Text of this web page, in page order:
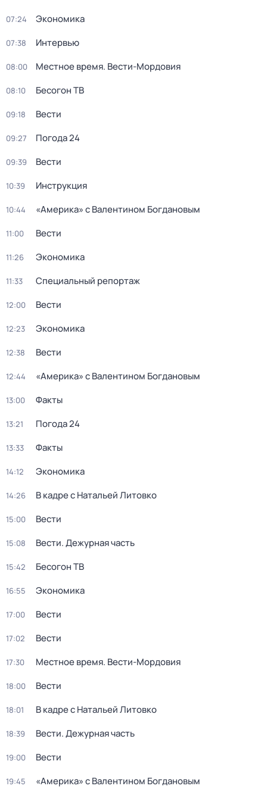
07:24 Экономика
07:38 Интервью
08:00 Местное время. Вести-Мордовия
08:10 Бесогон ТВ
09:18 Вести
09:27 Погода 24
09:39 Вести
10:39 Инструкция
10:44 «Америка» с Валентином Богдановым
11:00 Вести
11:26 Экономика
11:33 Специальный репортаж
12:00 Вести
12:23 Экономика
12:38 Вести
12:44 «Америка» с Валентином Богдановым
13:00 Факты
13:21 Погода 24
13:33 Факты
14:12 Экономика
14:26 В кадре с Натальей Литовко
15:00 Вести
15:08 Вести. Дежурная часть
15:42 Бесогон ТВ
16:55 Экономика
17:00 Вести
17:02 Вести
17:30 Местное время. Вести-Мордовия
18:00 Вести
18:01 В кадре с Натальей Литовко
18:39 Вести. Дежурная часть
19:00 Вести
19:45 «Америка» с Валентином Богдановым